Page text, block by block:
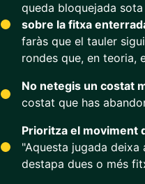
queda bloquejada
sobre la fitxa
faràs que el tauler
rondes que, en teoria,
No netegis un costat
costat que has
Prioritza el moviment
"Aquesta jugada
destapa dues o més